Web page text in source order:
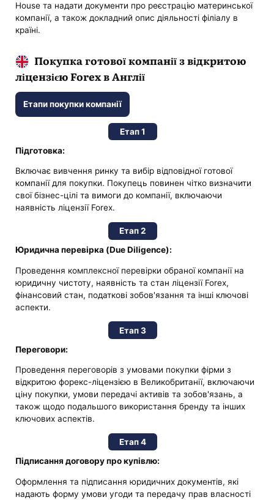
House та надати документи про реєстрацію материнської
компанії, а також докладний опис діяльності філіалу в
країні.
Покупка готової компанії з відкритою
ліцензією Forex в Англії
Етапи покупки компанії
Етап 1
Підготовка:
Включає вивчення ринку та вибір відповідної готової
компанії для покупки. Покупець повинен чітко визначити
свої бізнес-цілі та вимоги до компанії, включаючи
наявність ліцензії Forex.
Етап 2
Юридична перевірка (Due Diligence):
Проведення комплексної перевірки обраної компанії на
юридичну чистоту, наявність та стан ліцензії Forex,
фінансовий стан, податкові зобов'язання та інші ключові
аспекти.
Етап 3
Переговори:
Проведення переговорів з умовами покупки фірми з
відкритою форекс-ліцензією в Великобританії, включаючи
ціну покупки, умови передачі активів та зобов'язань, а
також щодо подальшого використання бренду та інших
ключових аспектів.
Етап 4
Підписання договору про купівлю:
Оформлення та підписання юридичних документів, які
надають форму умови угоди та передачу прав власності